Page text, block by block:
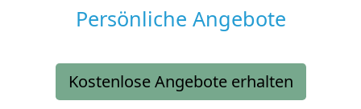
Persönliche Angebote
Kostenlose Angebote erhalten